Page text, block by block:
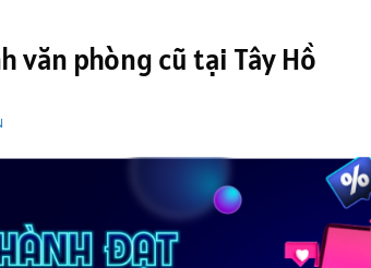
văn phòng cũ tại Tây Hồ